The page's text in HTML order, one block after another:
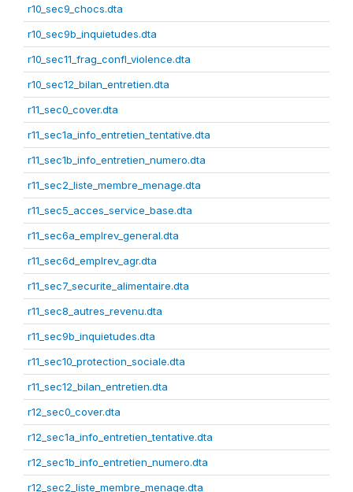
r10_sec9_chocs.dta
r10_sec9b_inquietudes.dta
r10_sec11_frag_confl_violence.dta
r10_sec12_bilan_entretien.dta
r11_sec0_cover.dta
r11_sec1a_info_entretien_tentative.dta
r11_sec1b_info_entretien_numero.dta
r11_sec2_liste_membre_menage.dta
r11_sec5_acces_service_base.dta
r11_sec6a_emplrev_general.dta
r11_sec6d_emplrev_agr.dta
r11_sec7_securite_alimentaire.dta
r11_sec8_autres_revenu.dta
r11_sec9b_inquietudes.dta
r11_sec10_protection_sociale.dta
r11_sec12_bilan_entretien.dta
r12_sec0_cover.dta
r12_sec1a_info_entretien_tentative.dta
r12_sec1b_info_entretien_numero.dta
r12_sec2_liste_membre_menage.dta